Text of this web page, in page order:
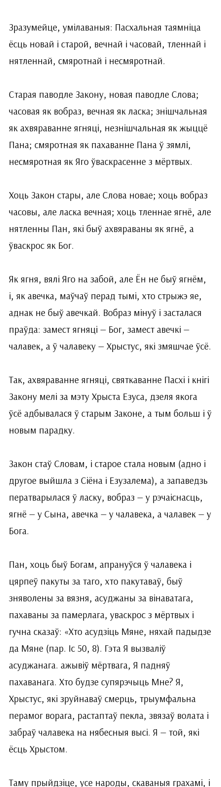
Зразумейце, умілаваныя: Пасхальная таямніца
ёсць новай і старой, вечнай і часовай, тленнай і
нятленнай, смяротнай і несмяротнай.
Старая паводле Закону, новая паводле Слова;
часовая як вобраз, вечная як ласка; знішчальная
як ахвяраванне ягняці, незнішчальная як жыццё
Пана; смяротная як пахаванне Пана ў зямлі,
несмяротная як Яго ўваскрасенне з мёртвых.
Хоць Закон стары, але Слова новае; хоць вобраз
часовы, але ласка вечная; хоць тленнае ягнё, але
нятленны Пан, які быў ахвяраваны як ягнё, а
ўваскрос як Бог.
Як ягня, вялі Яго на забой, але Ён не быў ягнём,
і, як авечка, маўчаў перад тымі, хто стрыжэ яе,
аднак не быў авечкай. Вобраз мінуў і засталася
праўда: замест ягняці — Бог, замест авечкі —
чалавек, а ў чалавеку — Хрыстус, які змяшчае ўсё.
Так, ахвяраванне ягняці, святкаванне Пасхі і кнігі
Закону мелі за мэту Хрыста Езуса, дзеля якога
ўсё адбывалася ў старым Законе, а тым больш і ў
новым парадку.
Закон стаў Словам, і старое стала новым (адно і
другое выйшла з Сіёна і Езузалема), а запаведзь
ператварылася ў ласку, вобраз — у рэчаіснасць,
ягнё — у Сына, авечка — у чалавека, а чалавек — у
Бога.
Пан, хоць быў Богам, апрануўся ў чалавека і
цярпеў пакуты за таго, хто пакутаваў, быў
зняволены за вязня, асуджаны за вінаватага,
пахаваны за памерлага, уваскрос з мёртвых і
гучна сказаў: «Хто асудзіць Мяне, няхай падыдзе
да Мяне (пар. Іс 50, 8). Гэта Я вызваліў
асуджанага. ажывіў мёртвага, Я падняў
пахаванага. Хто будзе супярэчыць Мне? Я,
Хрыстус, які зруйнаваў смерць, трыумфальна
перамог ворага, растаптаў пекла, звязаў волата і
забраў чалавека на нябесныя высі. Я — той, які
ёсць Хрыстом.
Таму прыйдзіце, усе народы, скаваныя грахамі, і